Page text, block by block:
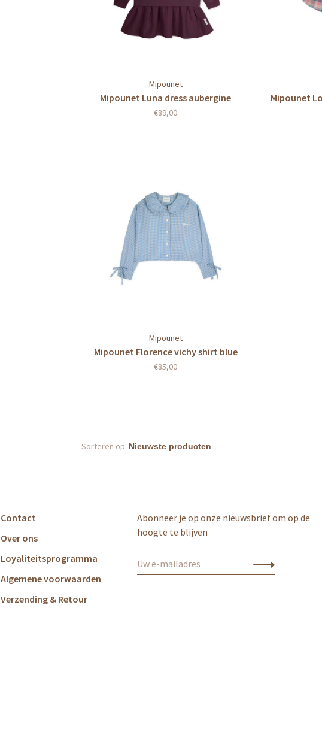
Mipounet
Mipounet Luna dress aubergine
€89,00
Mipounet
Mipounet
Mipounet Florence vichy shirt blue
€85,00
Sorteren op:
Contact
Over ons
Loyaliteitsprogramma
Algemene voorwaarden
Verzending & Retour
Abonneer je op onze nieuwsbrief om op de
hoogte te blijven